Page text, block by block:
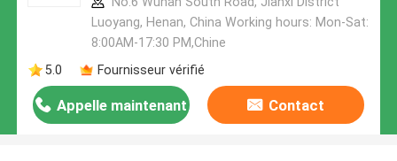
Luoyang, Henan, China Working hours: Mon-Sat:
8:00AM-17:30 PM,Chine
5.0
Fournisseur vérifié
Appelle maintenant Contact